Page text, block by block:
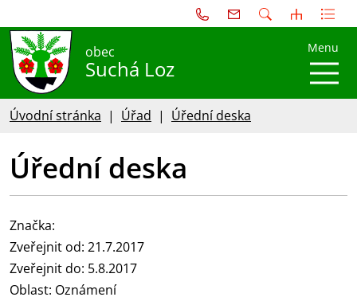
obec
Suchá Loz
Menu
Úvodní stránka Úřad Úřední deska
Úřední deska
Značka:
Zveřejnit od: 21.7.2017
Zveřejnit do: 5.8.2017
Oblast: Oznámení